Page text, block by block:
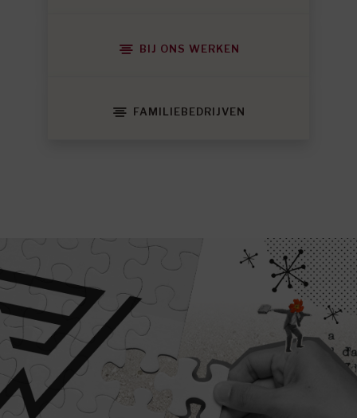
BIJ ONS WERKEN
FAMILIEBEDRIJVEN